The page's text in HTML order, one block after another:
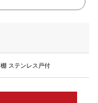
ステンレス戸付